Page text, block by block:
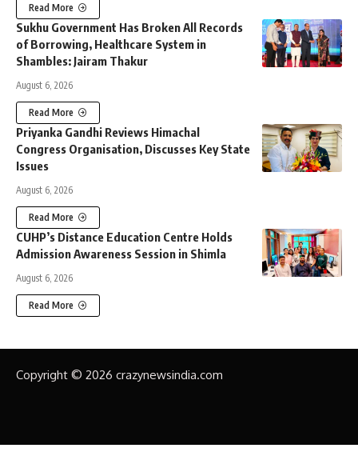
Read More
Sukhu Government Has Broken All Records
of Borrowing, Healthcare System in
Shambles: Jairam Thakur
August 6, 2026
Read More
Priyanka Gandhi Reviews Himachal
Congress Organisation, Discusses Key State
Issues
August 6, 2026
Read More
CUHP’s Distance Education Centre Holds
Admission Awareness Session in Shimla
August 6, 2026
Read More
Copyright © 2026 crazynewsindia.com